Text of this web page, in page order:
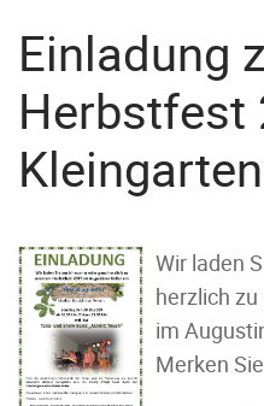
Einladung
Herbstfest
Wir laden
herzlich
im
Merken